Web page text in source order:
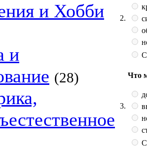
и Хобби
и
(28)
2.
3.
Что